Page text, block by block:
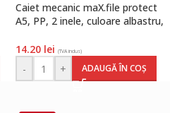
Caiet mecanic maX.file protect
A5, PP, 2 inele, culoare albastru,
14.20 lei (TVA inclus)
- + ADAUGĂ ÎN COȘ